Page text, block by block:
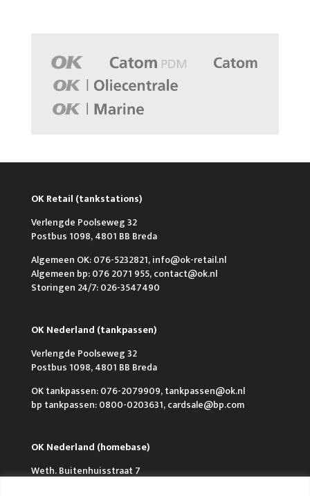
OK Retail (tankstations)
Verlengde Poolseweg 32
Postbus 1098, 4801 BB Breda
Algemeen OK: 076-5232821, info@ok-retail.nl
Algemeen bp: 076 2071 955, contact@ok.nl
Storingen 24/7: 026-3547490
OK Nederland (tankpassen)
Verlengde Poolseweg 32
Postbus 1098, 4801 BB Breda
OK tankpassen: 076-2079909, tankpassen@ok.nl
bp tankpassen: 0800-0203631, cardsale@bp.com
OK Nederland (homebase)
Weth. Buitenhuisstraat 7